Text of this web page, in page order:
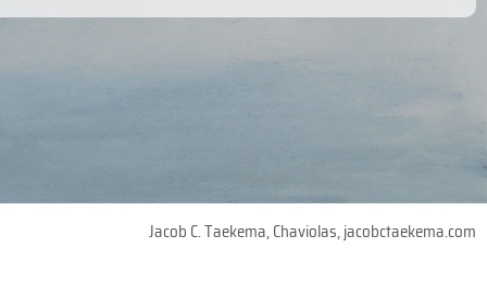
Jacob C. Taekema, Chaviolas, jacobctaekema.com